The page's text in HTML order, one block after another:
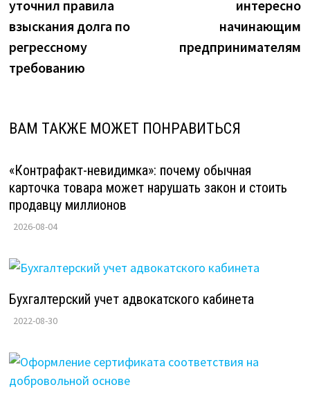
записям
уточнил правила
взыскания долга по
регрессному
требованию
интересно
начинающим
предпринимателям
ВАМ ТАКЖЕ МОЖЕТ ПОНРАВИТЬСЯ
«Контрафакт-невидимка»: почему обычная
карточка товара может нарушать закон и стоить
продавцу миллионов
2026-08-04
Бухгалтерский учет адвокатского кабинета
2022-08-30